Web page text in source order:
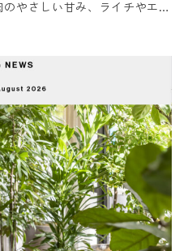
やさしい甘み、ライチやエル